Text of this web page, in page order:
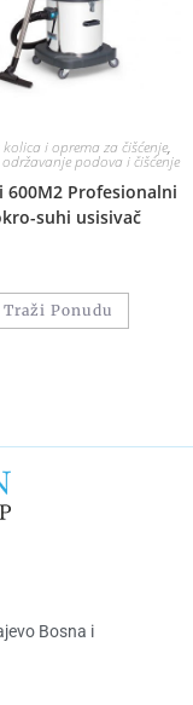
i oprema za čišćenje,
podova i čišćenje
600M2 Profesionalni
suhi usisivač
Traži Ponudu
Bosna i